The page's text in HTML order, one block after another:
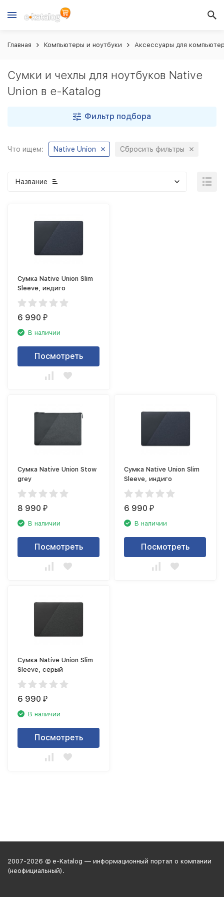
Главная Компьютеры и ноутбуки Аксессуары для
Сумки и чехлы для ноутбуков Native
Union в e-Katalog
Фильтр подбора
Что ищем: Native Union Сбросить фильтры
Название
Сумка Native Union Slim
Sleeve, индиго
6 990₽
В наличии
Посмотреть
Сумка Native Union Stow
grey
8 990₽
В наличии
Посмотреть
Сумка Native Union Slim
Sleeve, индиго
6 990₽
В наличии
Посмотреть
Сумка Native Union Slim
Sleeve, серый
6 990₽
В наличии
Посмотреть
2007-2026 © e-Katalog — информационный портал о компании
(неофициальный).